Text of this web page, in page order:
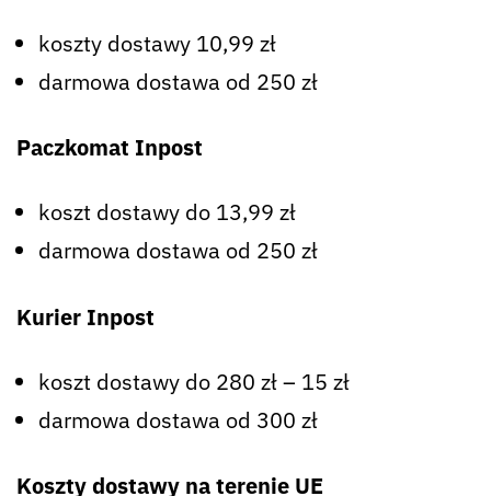
koszty dostawy 10,99 zł
darmowa dostawa od 250 zł
Paczkomat Inpost
koszt dostawy do 13,99 zł
darmowa dostawa od 250 zł
Kurier Inpost
koszt dostawy do 280 zł – 15 zł
darmowa dostawa od 300 zł
Koszty dostawy na terenie UE